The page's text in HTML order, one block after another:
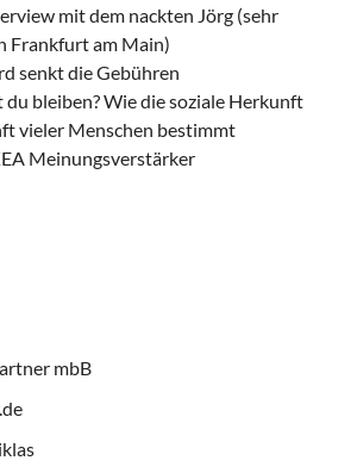
mit dem nackten Jörg (sehr
Frankfurt am Main)
senkt die Gebühren
du bleiben? Wie die soziale Herkunft
vieler Menschen bestimmt
Meinungsverstärker
mbB